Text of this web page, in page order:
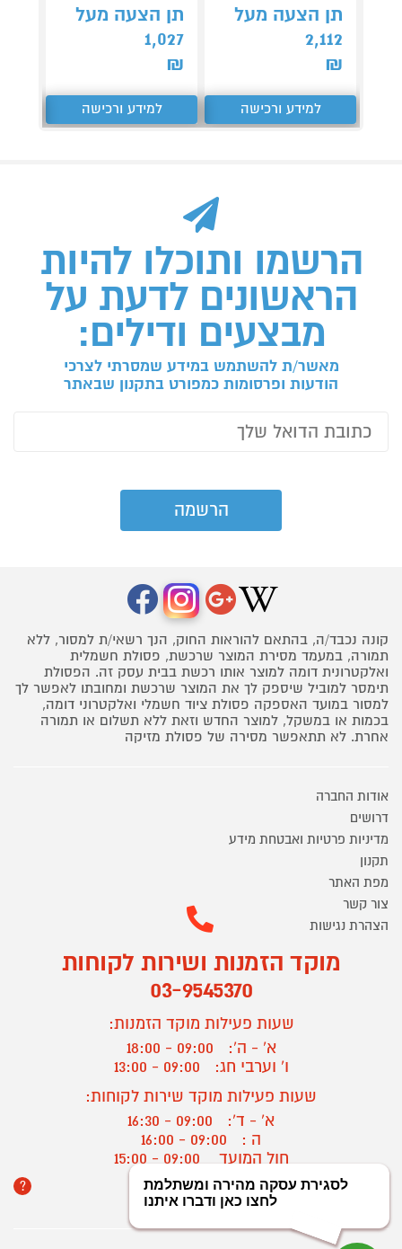
תן הצעה מעל
2,112
₪
למידע ורכישה
תן הצעה מעל
1,027
₪
למידע ורכישה
הרשמו ותוכלו להיות
הראשונים לדעת על
מבצעים ודילים:
מאשר/ת להשתמש במידע שמסרתי לצרכי
הודעות ופרסומות כמפורט בתקנון שבאתר
קונה נכבד/ה, בהתאם להוראות החוק, הנך רשאי/ת למסור, ללא
תמורה, במעמד מסירת המוצר שרכשת, פסולת חשמלית
ואלקטרונית דומה למוצר אותו רכשת בבית עסק זה. הפסולת
תימסר למוביל שיספק לך את המוצר שרכשת ומחובתו לאפשר לך
למסור במועד האספקה פסולת ציוד חשמלי ואלקטרוני דומה,
בכמות או במשקל, למוצר החדש וזאת ללא תשלום או תמורה
אחרת. לא תתאפשר מסירה של פסולת מזיקה
אודות החברה
דרושים
מדיניות פרטיות ואבטחת מידע
תקנון
מפת האתר
צור קשר
הצהרת נגישות
מוקד הזמנות ושירות לקוחות
03-9545370
שעות פעילות מוקד הזמנות:
א' - ה':
09:00 - 18:00
ו' וערבי חג:
09:00 - 13:00
שעות פעילות מוקד שירות לקוחות:
א' - ד':
09:00 - 16:30
ה :
09:00 - 16:00
חול המועד
? יצירת קשר/ביטול הזמנה